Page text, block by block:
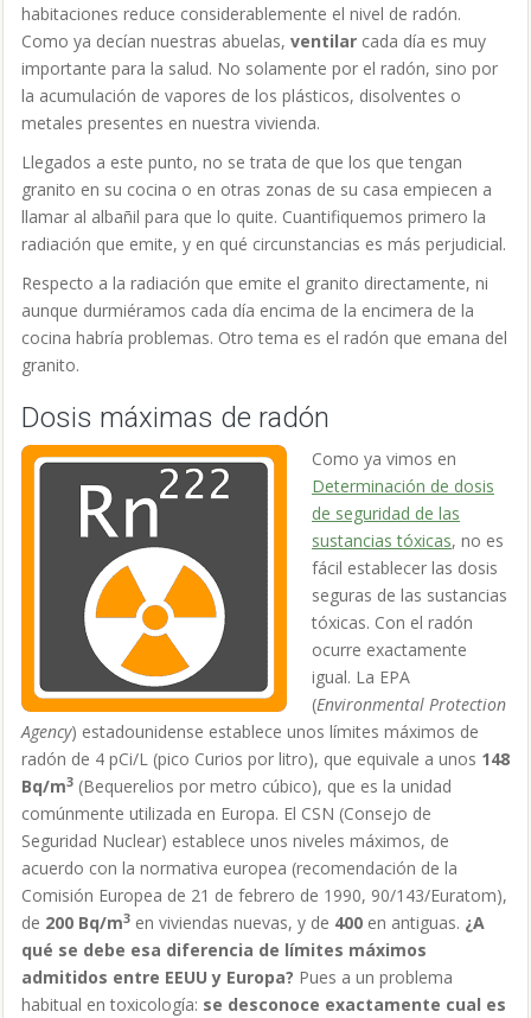
habitaciones reduce considerablemente el nivel de radón.
Como ya decían nuestras abuelas, ventilar cada día es muy
importante para la salud. No solamente por el radón, sino por
la acumulación de vapores de los plásticos, disolventes o
metales presentes en nuestra vivienda.
Llegados a este punto, no se trata de que los que tengan
granito en su cocina o en otras zonas de su casa empiecen a
llamar al albañil para que lo quite. Cuantifiquemos primero la
radiación que emite, y en qué circunstancias es más perjudicial.
Respecto a la radiación que emite el granito directamente, ni
aunque durmiéramos cada día encima de la encimera de la
cocina habría problemas. Otro tema es el radón que emana del
granito.
Dosis máximas de radón
Como ya vimos en
Determinación de dosis
de seguridad de las
sustancias tóxicas, no es
fácil establecer las dosis
seguras de las sustancias
tóxicas. Con el radón
ocurre exactamente
igual. La EPA
(Environmental Protection
Agency) estadounidense establece unos límites máximos de
radón de 4 pCi/L (pico Curios por litro), que equivale a unos 148
Bq/m3 (Bequerelios por metro cúbico), que es la unidad
comúnmente utilizada en Europa. El CSN (Consejo de
Seguridad Nuclear) establece unos niveles máximos, de
acuerdo con la normativa europea (recomendación de la
Comisión Europea de 21 de febrero de 1990, 90/143/Euratom),
de 200 Bq/m3 en viviendas nuevas, y de 400 en antiguas. ¿A
qué se debe esa diferencia de límites máximos
admitidos entre EEUU y Europa? Pues a un problema
habitual en toxicología: se desconoce exactamente cual es